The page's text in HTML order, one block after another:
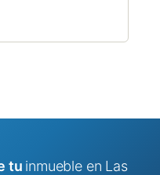
tu inmueble en Las